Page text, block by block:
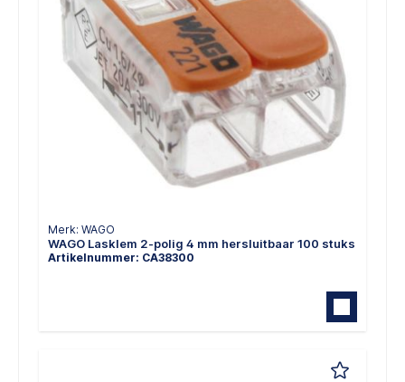
Merk: WAGO
WAGO Lasklem 2-polig 4 mm hersluitbaar 100 stuks
Artikelnummer: CA38300